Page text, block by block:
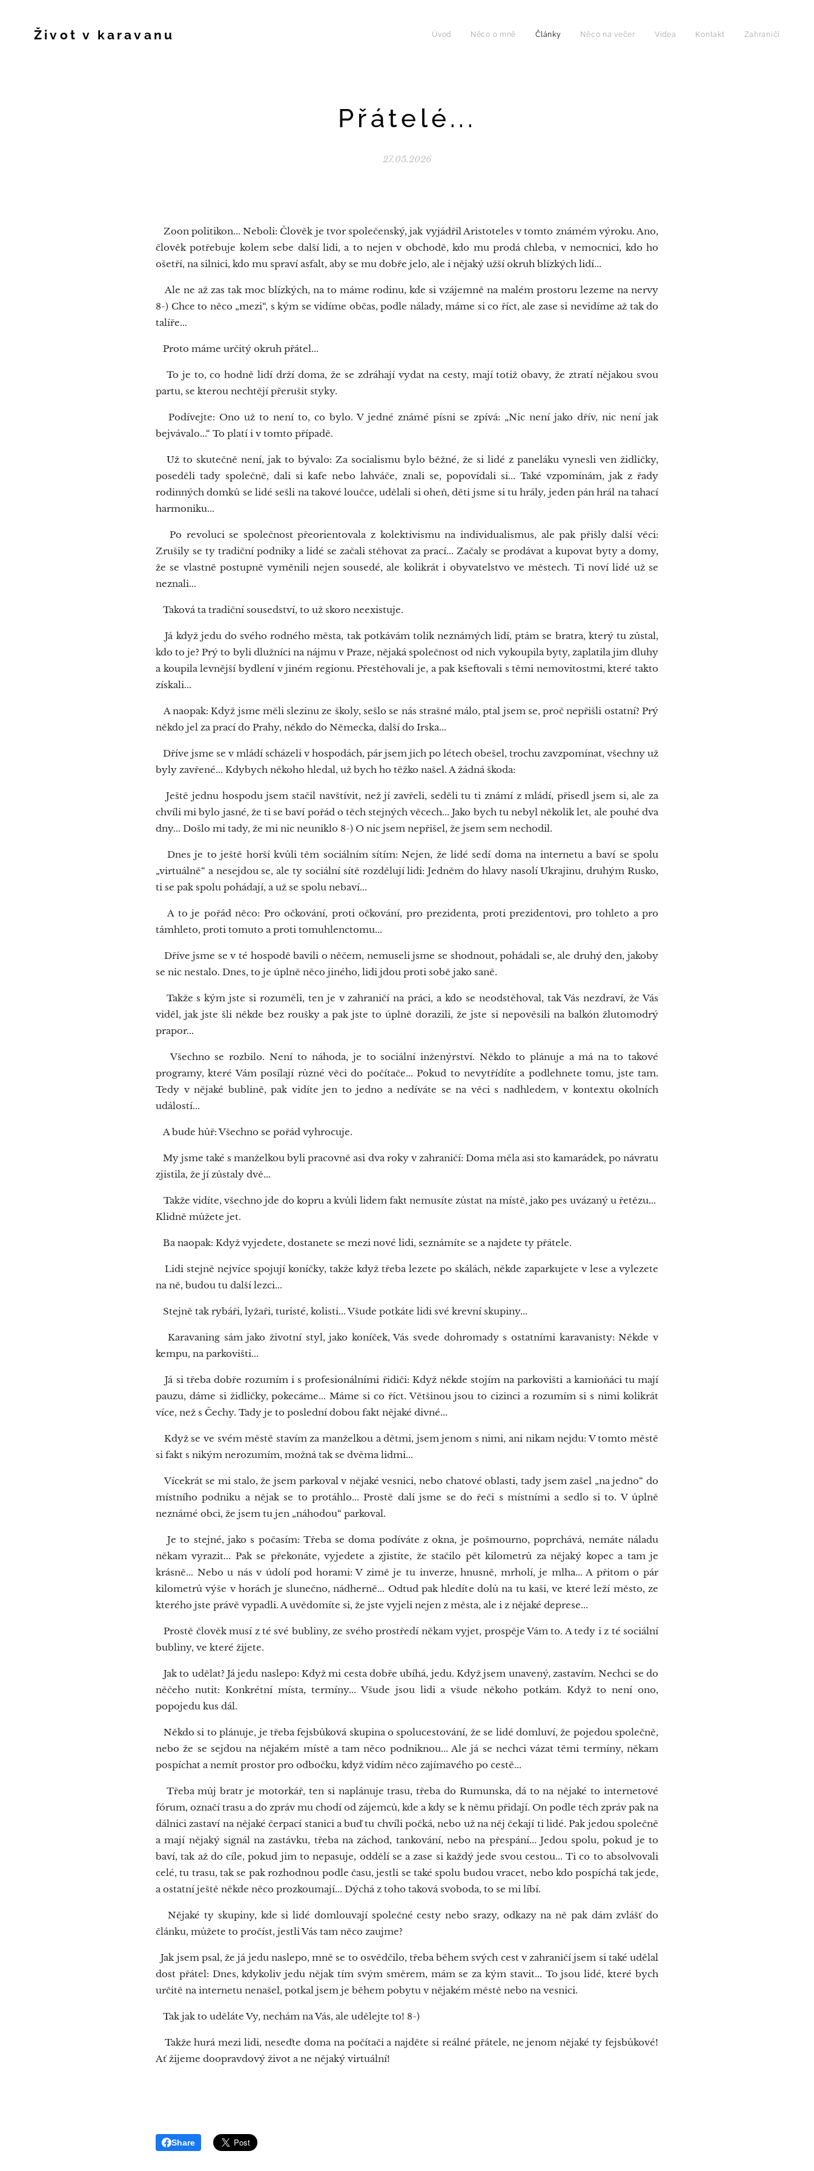
Život v karavanu Úvod Něco o mně Články Něco na večer Videa Kontakt Zahraničí
Přátelé...
27.05.2026
Zoon politikon... Neboli: Člověk je tvor společenský, jak vyjádřil Aristoteles v tomto známém výroku. Ano,
člověk potřebuje kolem sebe další lidi, a to nejen v obchodě, kdo mu prodá chleba, v nemocnici, kdo ho
ošetří, na silnici, kdo mu spraví asfalt, aby se mu dobře jelo, ale i nějaký užší okruh blízkých lidí...
Ale ne až zas tak moc blízkých, na to máme rodinu, kde si vzájemně na malém prostoru lezeme na nervy
8-) Chce to něco „mezi“, s kým se vidíme občas, podle nálady, máme si co říct, ale zase si nevidíme až tak do
talíře...
Proto máme určitý okruh přátel...
To je to, co hodně lidí drží doma, že se zdráhají vydat na cesty, mají totiž obavy, že ztratí nějakou svou
partu, se kterou nechtějí přerušit styky.
Podívejte: Ono už to není to, co bylo. V jedné známé písni se zpívá: „Nic není jako dřív, nic není jak
bejvávalo...“ To platí i v tomto případě.
Už to skutečně není, jak to bývalo: Za socialismu bylo běžné, že si lidé z paneláku vynesli ven židličky,
poseděli tady společně, dali si kafe nebo lahváče, znali se, popovídali si... Také vzpomínám, jak z řady
rodinných domků se lidé sešli na takové loučce, udělali si oheň, děti jsme si tu hrály, jeden pán hrál na tahací
harmoniku...
Po revoluci se společnost přeorientovala z kolektivismu na individualismus, ale pak přišly další věci:
Zrušily se ty tradiční podniky a lidé se začali stěhovat za prací... Začaly se prodávat a kupovat byty a domy,
že se vlastně postupně vyměnili nejen sousedé, ale kolikrát i obyvatelstvo ve městech. Ti noví lidé už se
neznali...
Taková ta tradiční sousedství, to už skoro neexistuje.
Já když jedu do svého rodného města, tak potkávám tolik neznámých lidí, ptám se bratra, který tu zůstal,
kdo to je? Prý to byli dlužníci na nájmu v Praze, nějaká společnost od nich vykoupila byty, zaplatila jim dluhy
a koupila levnější bydlení v jiném regionu. Přestěhovali je, a pak kšeftovali s těmi nemovitostmi, které takto
získali...
A naopak: Když jsme měli slezinu ze školy, sešlo se nás strašné málo, ptal jsem se, proč nepřišli ostatní? Prý
někdo jel za prací do Prahy, někdo do Německa, další do Irska...
Dříve jsme se v mládí scházeli v hospodách, pár jsem jich po létech obešel, trochu zavzpomínat, všechny už
byly zavřené... Kdybych někoho hledal, už bych ho těžko našel. A žádná škoda:
Ještě jednu hospodu jsem stačil navštívit, než jí zavřeli, seděli tu ti známí z mládí, přisedl jsem si, ale za
chvíli mi bylo jasné, že ti se baví pořád o těch stejných věcech... Jako bych tu nebyl několik let, ale pouhé dva
dny... Došlo mi tady, že mi nic neuniklo 8-) O nic jsem nepřišel, že jsem sem nechodil.
Dnes je to ještě horší kvůli těm sociálním sítím: Nejen, že lidé sedí doma na internetu a baví se spolu
„virtuálně“ a nesejdou se, ale ty sociální sítě rozdělují lidi: Jedněm do hlavy nasolí Ukrajinu, druhým Rusko,
ti se pak spolu pohádají, a už se spolu nebaví...
A to je pořád něco: Pro očkování, proti očkování, pro prezidenta, proti prezidentovi, pro tohleto a pro
támhleto, proti tomuto a proti tomuhlenctomu...
Dříve jsme se v té hospodě bavili o něčem, nemuseli jsme se shodnout, pohádali se, ale druhý den, jakoby
se nic nestalo. Dnes, to je úplně něco jiného, lidi jdou proti sobě jako saně.
Takže s kým jste si rozuměli, ten je v zahraničí na práci, a kdo se neodstěhoval, tak Vás nezdraví, že Vás
viděl, jak jste šli někde bez roušky a pak jste to úplně dorazili, že jste si nepověsili na balkón žlutomodrý
prapor...
Všechno se rozbilo. Není to náhoda, je to sociální inženýrství. Někdo to plánuje a má na to takové
programy, které Vám posílají různé věci do počítače... Pokud to nevytřídíte a podlehnete tomu, jste tam.
Tedy v nějaké bublině, pak vidíte jen to jedno a nedíváte se na věci s nadhledem, v kontextu okolních
událostí...
A bude hůř: Všechno se pořád vyhrocuje.
My jsme také s manželkou byli pracovně asi dva roky v zahraničí: Doma měla asi sto kamarádek, po návratu
zjistila, že jí zůstaly dvě...
Takže vidíte, všechno jde do kopru a kvůli lidem fakt nemusíte zůstat na místě, jako pes uvázaný u řetězu...
Klidně můžete jet.
Ba naopak: Když vyjedete, dostanete se mezi nové lidi, seznámíte se a najdete ty přátele.
Lidi stejně nejvíce spojují koníčky, takže když třeba lezete po skálách, někde zaparkujete v lese a vylezete
na ně, budou tu další lezci...
Stejně tak rybáři, lyžaři, turisté, kolisti... Všude potkáte lidi své krevní skupiny...
Karavaning sám jako životní styl, jako koníček, Vás svede dohromady s ostatními karavanisty: Někde v
kempu, na parkovišti...
Já si třeba dobře rozumím i s profesionálními řidiči: Když někde stojím na parkovišti a kamioňáci tu mají
pauzu, dáme si židličky, pokecáme... Máme si co říct. Většinou jsou to cizinci a rozumím si s nimi kolikrát
více, než s Čechy. Tady je to poslední dobou fakt nějaké divné...
Když se ve svém městě stavím za manželkou a dětmi, jsem jenom s nimi, ani nikam nejdu: V tomto městě
si fakt s nikým nerozumím, možná tak se dvěma lidmi...
Vícekrát se mi stalo, že jsem parkoval v nějaké vesnici, nebo chatové oblasti, tady jsem zašel „na jedno“ do
místního podniku a nějak se to protáhlo... Prostě dali jsme se do řeči s místními a sedlo si to. V úplně
neznámé obci, že jsem tu jen „náhodou“ parkoval.
Je to stejné, jako s počasím: Třeba se doma podíváte z okna, je pošmourno, poprchává, nemáte náladu
někam vyrazit... Pak se překonáte, vyjedete a zjistíte, že stačilo pět kilometrů za nějaký kopec a tam je
krásně... Nebo u nás v údolí pod horami: V zimě je tu inverze, hnusně, mrholí, je mlha... A přitom o pár
kilometrů výše v horách je slunečno, nádherně... Odtud pak hledíte dolů na tu kaši, ve které leží město, ze
kterého jste právě vypadli. A uvědomíte si, že jste vyjeli nejen z města, ale i z nějaké deprese...
Prostě člověk musí z té své bubliny, ze svého prostředí někam vyjet, prospěje Vám to. A tedy i z té sociální
bubliny, ve které žijete.
Jak to udělat? Já jedu naslepo: Když mi cesta dobře ubíhá, jedu. Když jsem unavený, zastavím. Nechci se do
něčeho nutit: Konkrétní místa, termíny... Všude jsou lidi a všude někoho potkám. Když to není ono,
popojedu kus dál.
Někdo si to plánuje, je třeba fejsbůková skupina o spolucestování, že se lidé domluví, že pojedou společně,
nebo že se sejdou na nějakém místě a tam něco podniknou... Ale já se nechci vázat těmi termíny, někam
pospíchat a nemít prostor pro odbočku, když vidím něco zajímavého po cestě...
Třeba můj bratr je motorkář, ten si naplánuje trasu, třeba do Rumunska, dá to na nějaké to internetové
fórum, označí trasu a do zpráv mu chodí od zájemců, kde a kdy se k němu přidají. On podle těch zpráv pak na
dálnici zastaví na nějaké čerpací stanici a buď tu chvíli počká, nebo už na něj čekají ti lidé. Pak jedou společně
a mají nějaký signál na zastávku, třeba na záchod, tankování, nebo na přespání... Jedou spolu, pokud je to
baví, tak až do cíle, pokud jim to nepasuje, oddělí se a zase si každý jede svou cestou... Ti co to absolvovali
celé, tu trasu, tak se pak rozhodnou podle času, jestli se také spolu budou vracet, nebo kdo pospíchá tak jede,
a ostatní ještě někde něco prozkoumají... Dýchá z toho taková svoboda, to se mi líbí.
Nějaké ty skupiny, kde si lidé domlouvají společné cesty nebo srazy, odkazy na ně pak dám zvlášť do
článku, můžete to pročíst, jestli Vás tam něco zaujme?
Jak jsem psal, že já jedu naslepo, mně se to osvědčilo, třeba během svých cest v zahraničí jsem si také udělal
dost přátel: Dnes, kdykoliv jedu nějak tím svým směrem, mám se za kým stavit... To jsou lidé, které bych
určitě na internetu nenašel, potkal jsem je během pobytu v nějakém městě nebo na vesnici.
Tak jak to uděláte Vy, nechám na Vás, ale udělejte to! 8-)
Takže hurá mezi lidi, neseďte doma na počítači a najděte si reálné přátele, ne jenom nějaké ty fejsbůkové!
Ať žijeme doopravdový život a ne nějaký virtuální!
Share